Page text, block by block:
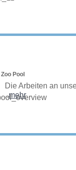
Zoo Pool
Die Arbeiten an
..mehr